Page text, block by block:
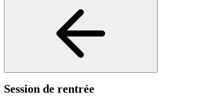
Session de rentrée